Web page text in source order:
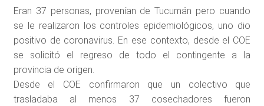
Eran 37 personas, provenían de Tucumán pero cuando
se le realizaron los controles epidemiológicos, uno dio
positivo de coronavirus. En ese contexto, desde el COE
se solicitó el regreso de todo el contingente a la
provincia de origen.
Desde el COE confirmaron que un colectivo que
trasladaba al menos 37 cosechadores fueron